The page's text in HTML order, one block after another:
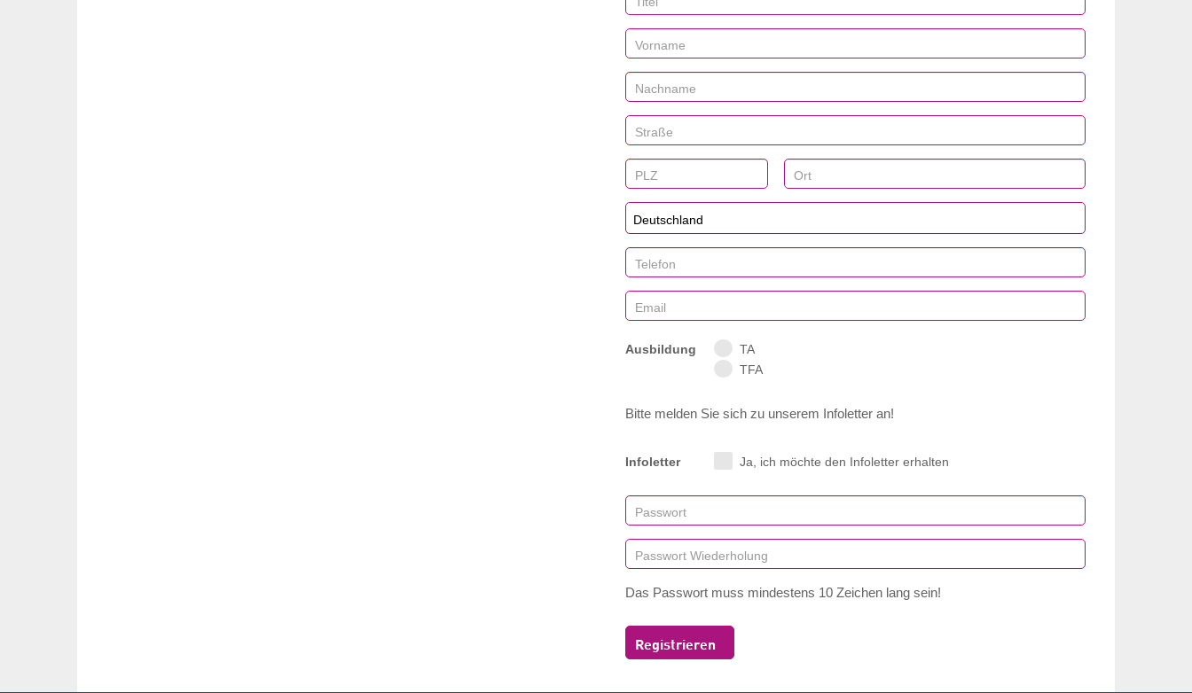
Deutschland
Ausbildung
TA
TFA
Bitte melden Sie sich zu unserem Infoletter an!
Infoletter Ja, ich möchte den Infoletter erhalten
Das Passwort muss mindestens 10 Zeichen lang sein!
Registrieren